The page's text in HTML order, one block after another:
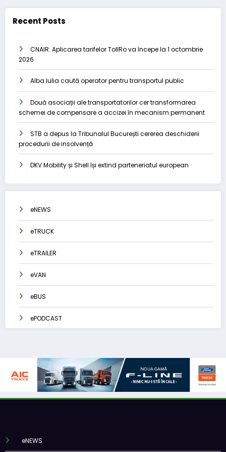
Recent Posts
CNAIR: Aplicarea tarifelor TollRo va începe la 1 octombrie
2026
Alba Iulia caută operator pentru transportul public
Două asociații ale transportatorilor cer transformarea
schemei de compensare a accizei în mecanism permanent
STB a depus la Tribunalul București cererea deschiderii
procedurii de insolvență
DKV Mobility și Shell își extind parteneriatul european
eNEWS
eTRUCK
eTRAILER
eVAN
eBUS
ePODCAST
eNEWS